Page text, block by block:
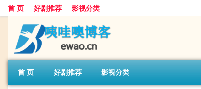
首 页 好剧推荐 影视分类
首 页 好剧推荐 影视分类